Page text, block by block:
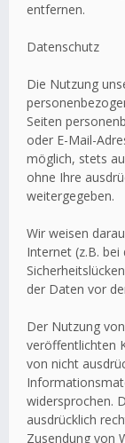
entfernen.
Datenschutz
Die Nutzung
Seiten
oder E-Mail-
möglich, stets
ohne Ihre
weitergegeben.
Wir weisen
Internet (z.B.
der Daten vor
Der Nutzung
veröffentlichten
von nicht
widersprochen.
ausdrücklich
Zusendung von